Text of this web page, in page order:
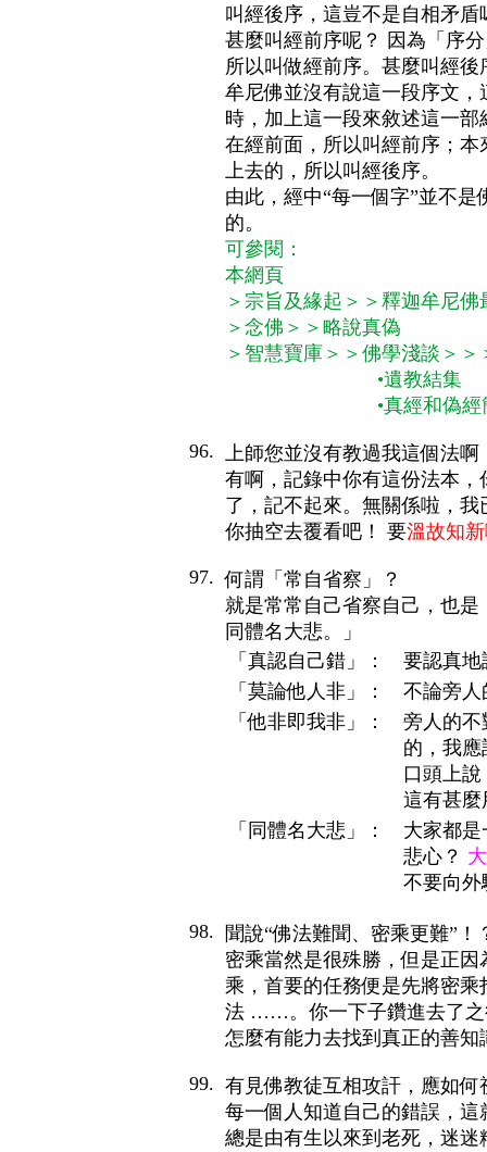
叫經後序，這豈不是自相矛盾
甚麼叫經前序呢？ 因為「序
所以叫做經前序。甚麼叫經
牟尼佛並沒有說這一段序文
時，加上這一段來敘述這一
在經前面，所以叫經前序；
上去的，所以叫經後序。
由此，經中“每一個字”並不
的。
可參閱：
本網頁
＞宗旨及緣起＞＞釋迦牟尼
＞念佛＞＞略說真偽
＞智慧寶庫＞＞佛學淺談＞＞
•遺教結集
•真經和偽經簡
96. 上師您並沒有教過我這個法
有啊，記錄中你有這份法本
了，記不起來。無關係啦，我
你抽空去覆看吧！ 要溫故知
97. 何謂「常自省察」？
就是常常自己省察自己，也
同體名大悲。」
「真認自己錯」：
要認真地
「莫論他人非」：
不論旁人
「他非即我非」：
旁人的不
的，我
口頭上
這有甚麼
「同體名大悲」：
大家都
悲心？
不要向外
98.
聞說“佛法難聞、密乘更難”！
密乘當然是很殊勝，但是正
乘，首要的任務便是先將密
法 ……。你一下子鑽進去了之
怎麼有能力去找到真正的善知
99. 有見佛教徒互相攻訐，應如何
每一個人知道自己的錯誤，
總是由有生以來到老死，迷